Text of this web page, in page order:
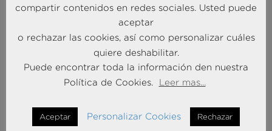
Liderando la Experiencia | Observatorio de las
24 Mar 2026
compartir contenidos en redes sociales. Usted puede
aceptar
o rechazar las cookies, así como personalizar cuáles
quiere deshabilitar.
Puede encontrar toda la información den nuestra
Política de Cookies.
Leer mas...
Aceptar Personalizar Cookies Rechazar